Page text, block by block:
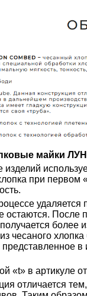
майки
изделий
при
остаются. После
более
чесаного
представленное
«t» в артикуле
отличается